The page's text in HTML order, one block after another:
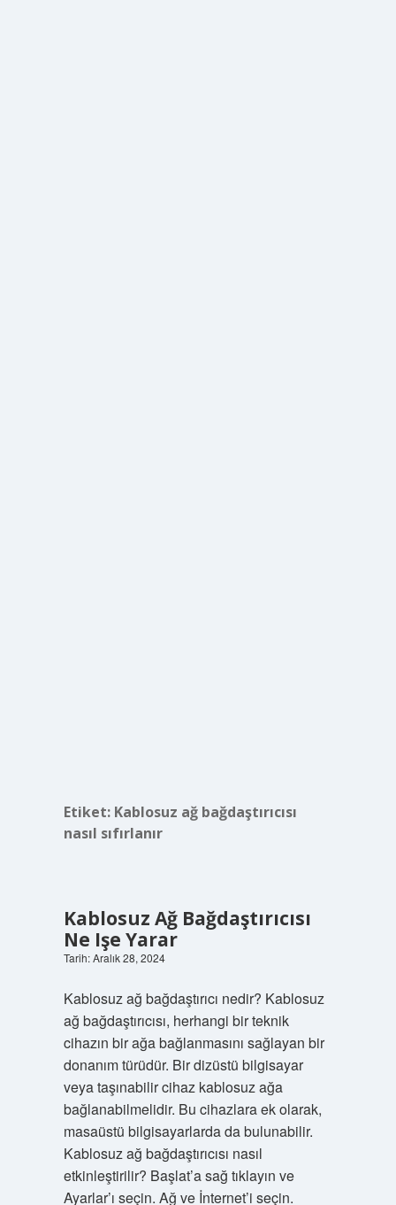
Etiket: Kablosuz ağ bağdaştırıcısı
nasıl sıfırlanır
Kablosuz Ağ Bağdaştırıcısı
Ne Işe Yarar
Tarih: Aralık 28, 2024
Kablosuz ağ bağdaştırıcı nedir? Kablosuz
ağ bağdaştırıcısı, herhangi bir teknik
cihazın bir ağa bağlanmasını sağlayan bir
donanım türüdür. Bir dizüstü bilgisayar
veya taşınabilir cihaz kablosuz ağa
bağlanabilmelidir. Bu cihazlara ek olarak,
masaüstü bilgisayarlarda da bulunabilir.
Kablosuz ağ bağdaştırıcısı nasıl
etkinleştirilir? Başlat’a sağ tıklayın ve
Ayarlar’ı seçin. Ağ ve İnternet’i seçin.